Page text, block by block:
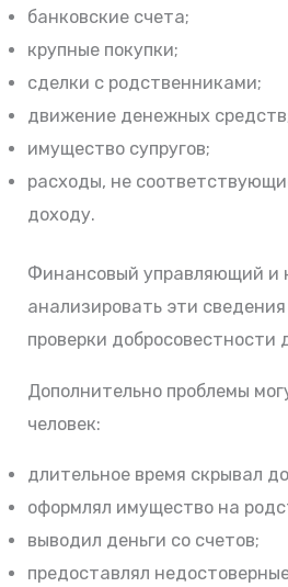
банковские счета;
крупные покупки;
сделки с родственниками;
движение денежных
имущество супругов;
расходы, не
доходу.
Финансовый управляющий и
анализировать эти
проверки добросовестности
Дополнительно проблемы
человек:
длительное время скрывал
оформлял имущество на
выводил деньги со счетов;
предоставлял